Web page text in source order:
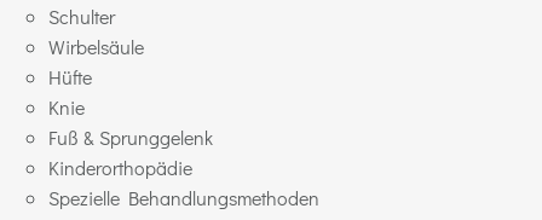
Schulter
Wirbelsäule
Hüfte
Knie
Fuß & Sprunggelenk
Kinderorthopädie
Spezielle Behandlungsmethoden